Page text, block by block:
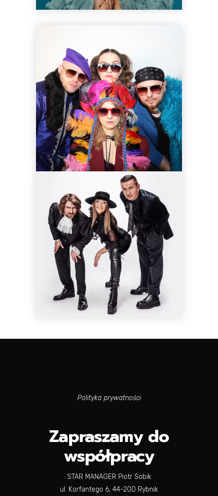
Polityka prywatności
Zapraszamy do
współpracy
STAR MANAGER Piotr Sobik
ul. Korfantego 6, 44-200 Rybnik